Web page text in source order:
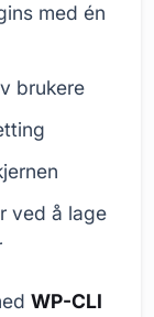
med én
brukere
ved å lage
WP-CLI